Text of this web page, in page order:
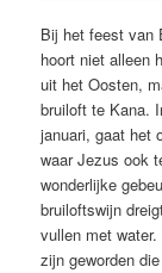
Bij het feest van
hoort niet alleen
uit het Oosten,
bruiloft te Kana.
januari, gaat het
waar Jezus ook
wonderlijke
bruiloftswijn
vullen met
zijn geworden